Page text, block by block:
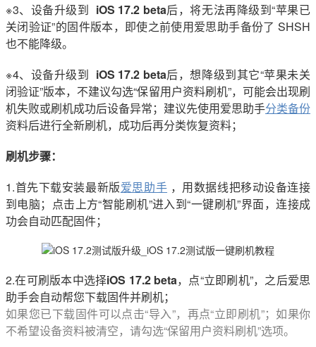
※3、设备升级到 iOS 17.2 beta后，将无法再降级到“苹果已
关闭验证”的固件版本，即使之前使用爱思助手备份了 SHSH
也不能降级。
※4、设备升级到 iOS 17.2 beta后，想降级到其它“苹果未关
闭验证”版本，不建议勾选“保留用户资料刷机”，可能会出现刷
机失败或刷机成功后设备异常；建议先使用爱思助手分类备份
资料后进行全新刷机，成功后再分类恢复资料；
刷机步骤：
1.首先下载安装最新版爱思助手 ，用数据线把移动设备连接
到电脑；点击上方“智能刷机”进入到“一键刷机”界面，连接成
功会自动匹配固件；
2.在可刷版本中选择iOS 17.2 beta，点“立即刷机”，之后爱思
助手会自动帮您下载固件并刷机；
如果您已下载固件可以点击“导入”，再点“立即刷机”；如果你
不希望设备资料被清空，请勾选“保留用户资料刷机”选项。